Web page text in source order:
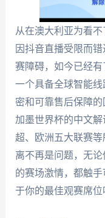
从在澳大利亚为看
因抖音直播受限而
赛障碍，如今已经
一个具备全球智能
密和可靠售后保障
加墨世界杯的中文
超、欧洲五大联赛
离不再是问题，无
的赛场激情，都触
于你的最佳观赛席位